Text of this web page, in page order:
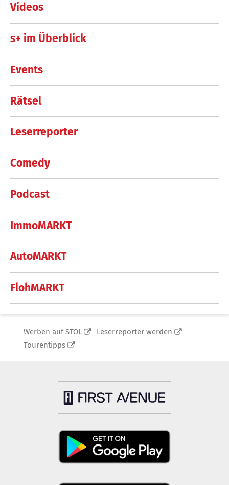
Videos
s+ im Überblick
Events
Rätsel
Leserreporter
Comedy
Podcast
ImmoMARKT
AutoMARKT
FlohMARKT
Werben auf STOL
Leserreporter werden
Tourentipps